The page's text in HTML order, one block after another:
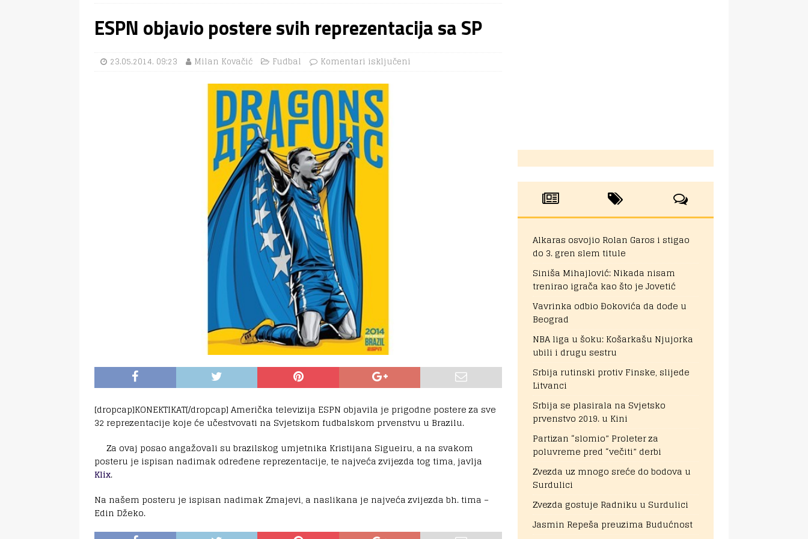
ESPN objavio postere svih reprezentacija sa SP
23.05.2014. 09:23 Milan Kovačić Fudbal Komentari isključeni
[dropcap]KONEKTIKAT[/dropcap] Američka televizija ESPN objavila je prigodne postere za sve
32 reprezentacije koje će učestvovati na Svjetskom fudbalskom prvenstvu u Brazilu.
Za ovaj posao angažovali su brazilskog umjetnika Kristijana Sigueiru, a na svakom
posteru je ispisan nadimak određene reprezentacije, te najveća zvijezda tog tima, javlja
Klix.
Na našem posteru je ispisan nadimak Zmajevi, a naslikana je najveća zvijezda bh. tima –
Edin Džeko.
Alkaras osvojio Rolan Garos i stigao
do 3. gren slem titule
Siniša Mihajlović: Nikada nisam
trenirao igrača kao što je Jovetić
Vavrinka odbio Đokovića da dođe u
Beograd
NBA liga u šoku: Košarkašu Njujorka
ubili i drugu sestru
Srbija rutinski protiv Finske, slijede
Litvanci
Srbija se plasirala na Svjetsko
prvenstvo 2019. u Kini
Partizan “slomio” Proleter za
poluvreme pred “večiti” derbi
Zvezda uz mnogo sreće do bodova u
Surdulici
Zvezda gostuje Radniku u Surdulici
Jasmin Repeša preuzima Budućnost